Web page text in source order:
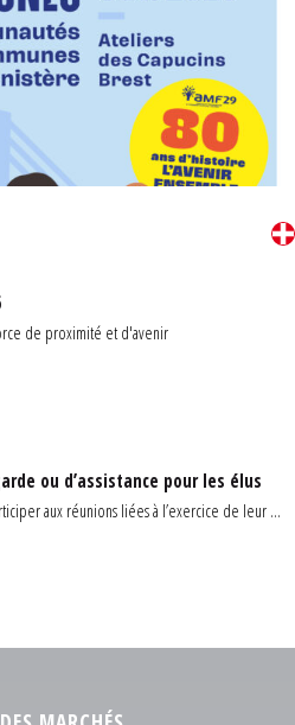
de proximité et d'avenir
ou d’assistance pour les élus
aux réunions liées à l’exercice de leur ...